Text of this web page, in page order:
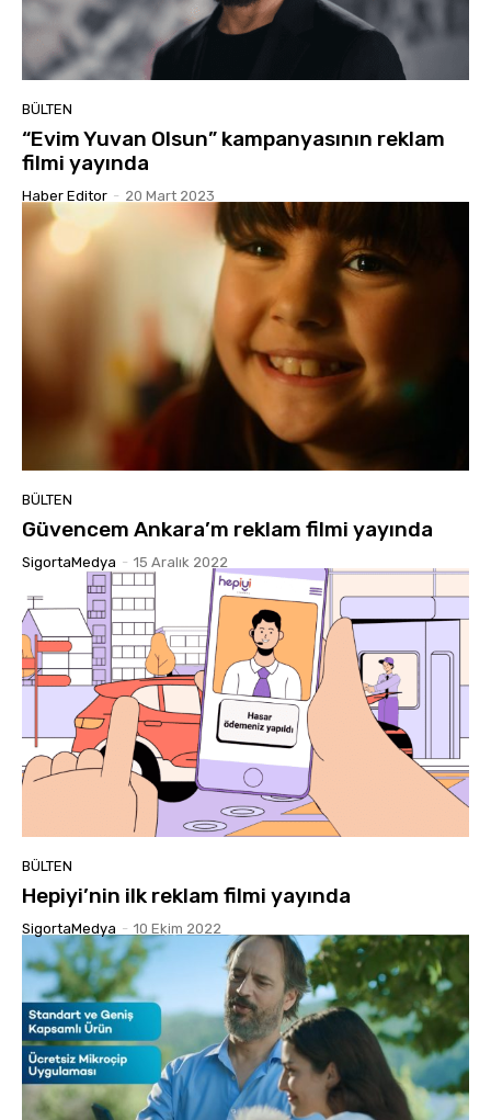
BÜLTEN
“Evim Yuvan Olsun” kampanyasının reklam
filmi yayında
Haber Editor - 20 Mart 2023
BÜLTEN
Güvencem Ankara’m reklam filmi yayında
SigortaMedya - 15 Aralık 2022
BÜLTEN
Hepiyi’nin ilk reklam filmi yayında
SigortaMedya - 10 Ekim 2022